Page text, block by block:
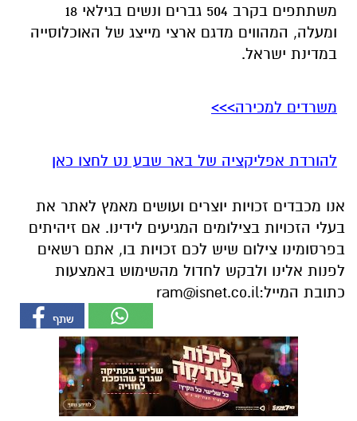
משתתפים בקרב 504 גברים ונשים בגילאי 18
ומעלה, המהווים מדגם ארצי מייצג של האוכלוסייה
במדינת ישראל.
משרדים למכירה>>>
להורדת אפליקציה של באר שבע נט לחצו כאן
אנו מכבדים זכויות יוצרים ועושים מאמץ לאתר את
בעלי הזכויות בצילומים המגיעים לידינו. אם זיהיתים
בפרסומינו צילום שיש לכם זכויות בו, אתם רשאים
לפנות אלינו ולבקש לחדול מהשימוש באמצעות
כתובת המייל:ram@isnet.co.il